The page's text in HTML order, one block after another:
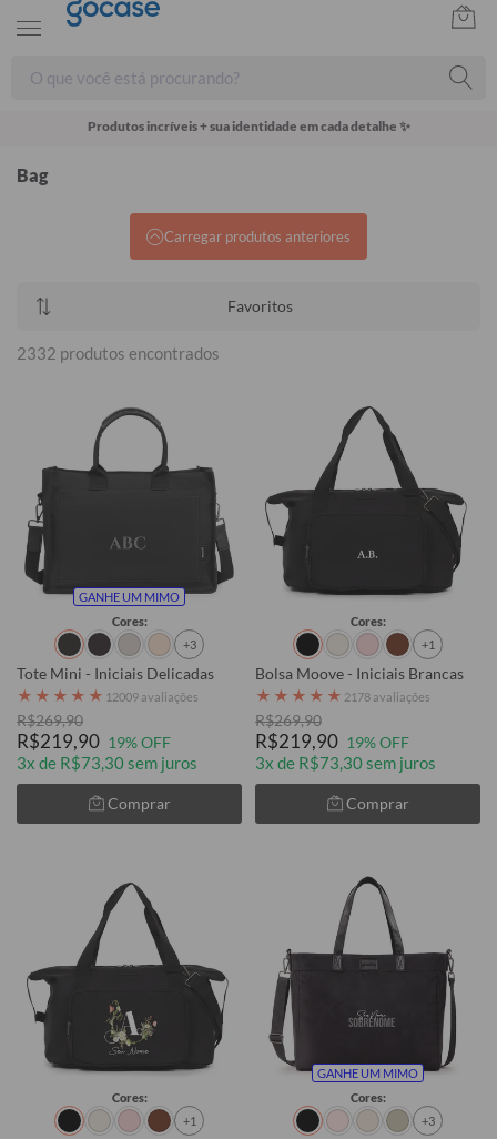
Produtos incríveis + sua identidade em cada detalhe ✨
Bag
Carregar produtos anteriores
Favoritos
2332 produtos encontrados
GANHE UM MIMO
Cores:
+3
Tote Mini - Iniciais Delicadas
★ ★ ★ ★ ★ 12009 avaliações
R$269,90
R$219,90 19% OFF
3x de R$73,30 sem juros
Comprar
Cores:
+1
Bolsa Moove - Iniciais Brancas
★ ★ ★ ★ ★ 2178 avaliações
R$269,90
R$219,90 19% OFF
3x de R$73,30 sem juros
Comprar
Cores:
+1
GANHE UM MIMO
Cores:
+3